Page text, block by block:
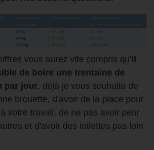
vous aurez vite compris qu'il
de boire une trentaine de
par jour, déjà je vous souhaite de
brouette, d'avoir de la place pour
à votre travail, de ne pas avoir peur
et d'avoir des toilettes pas loin